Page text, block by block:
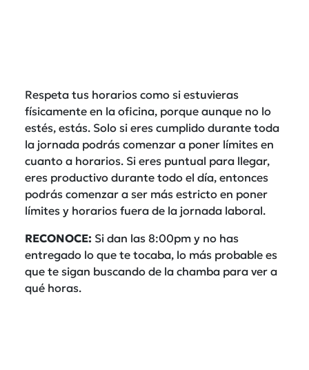
Respeta tus horarios como si estuvieras
físicamente en la oficina, porque aunque no lo
estés, estás. Solo si eres cumplido durante toda
la jornada podrás comenzar a poner límites en
cuanto a horarios. Si eres puntual para llegar,
eres productivo durante todo el día, entonces
podrás comenzar a ser más estricto en poner
límites y horarios fuera de la jornada laboral.
RECONOCE: Si dan las 8:00pm y no has
entregado lo que te tocaba, lo más probable es
que te sigan buscando de la chamba para ver a
qué horas.